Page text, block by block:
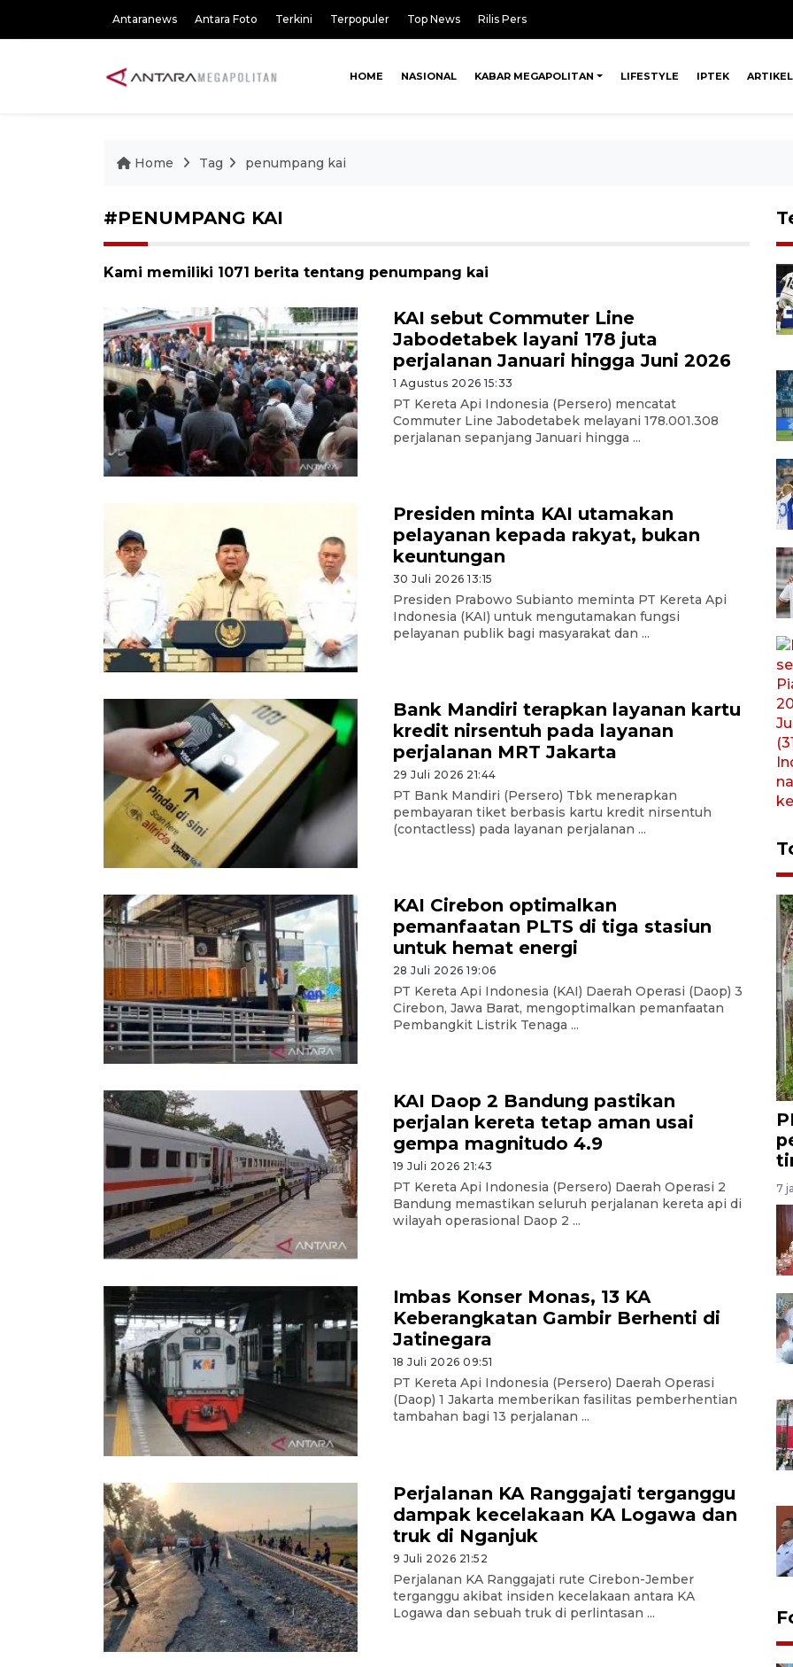
Antaranews Antara Foto Terkini Terpopuler Top News Rilis Pers
HOME NASIONAL KABAR MEGAPOLITAN LIFESTYLE IPTEK ARTIKEL
Home Tag penumpang kai
#PENUMPANG KAI
Kami memiliki 1071 berita tentang penumpang kai
KAI sebut Commuter Line
Jabodetabek layani 178 juta
perjalanan Januari hingga Juni 2026
1 Agustus 2026 15:33
PT Kereta Api Indonesia (Persero) mencatat
Commuter Line Jabodetabek melayani 178.001.308
perjalanan sepanjang Januari hingga ...
Presiden minta KAI utamakan
pelayanan kepada rakyat, bukan
keuntungan
30 Juli 2026 13:15
Presiden Prabowo Subianto meminta PT Kereta Api
Indonesia (KAI) untuk mengutamakan fungsi
pelayanan publik bagi masyarakat dan ...
Bank Mandiri terapkan layanan kartu
kredit nirsentuh pada layanan
perjalanan MRT Jakarta
29 Juli 2026 21:44
PT Bank Mandiri (Persero) Tbk menerapkan
pembayaran tiket berbasis kartu kredit nirsentuh
(contactless) pada layanan perjalanan ...
KAI Cirebon optimalkan
pemanfaatan PLTS di tiga stasiun
untuk hemat energi
28 Juli 2026 19:06
PT Kereta Api Indonesia (KAI) Daerah Operasi (Daop) 3
Cirebon, Jawa Barat, mengoptimalkan pemanfaatan
Pembangkit Listrik Tenaga ...
KAI Daop 2 Bandung pastikan
perjalan kereta tetap aman usai
gempa magnitudo 4.9
19 Juli 2026 21:43
PT Kereta Api Indonesia (Persero) Daerah Operasi 2
Bandung memastikan seluruh perjalanan kereta api di
wilayah operasional Daop 2 ...
Imbas Konser Monas, 13 KA
Keberangkatan Gambir Berhenti di
Jatinegara
18 Juli 2026 09:51
PT Kereta Api Indonesia (Persero) Daerah Operasi
(Daop) 1 Jakarta memberikan fasilitas pemberhentian
tambahan bagi 13 perjalanan ...
Perjalanan KA Ranggajati terganggu
dampak kecelakaan KA Logawa dan
truk di Nganjuk
9 Juli 2026 21:52
Perjalanan KA Ranggajati rute Cirebon-Jember
terganggu akibat insiden kecelakaan antara KA
Logawa dan sebuah truk di perlintasan ...
7